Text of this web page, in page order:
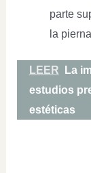
parte
la
LEER
La
estudios
estéticas